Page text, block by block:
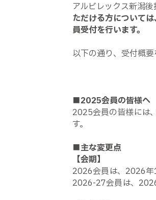
アルビレックス新潟
ただける方について
員受付を行います。
以下の通り、受付概要
■2025会員の皆様へ
2025会員の皆様には
す。
■主な変更点
【会期】
2026会員は、2026年
2026-27会員は、